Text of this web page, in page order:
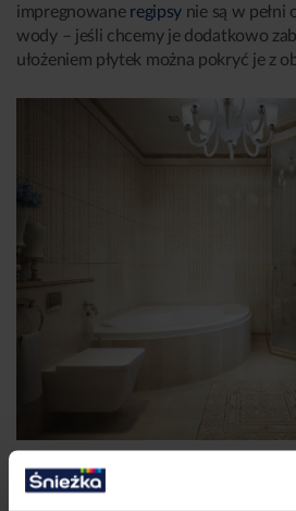
impregnowane regipsy nie są w pełni
wody – jeśli chcemy je dodatkowo
ułożeniem płytek można pokryć je z
Zabudowa wanny narożnej płytami